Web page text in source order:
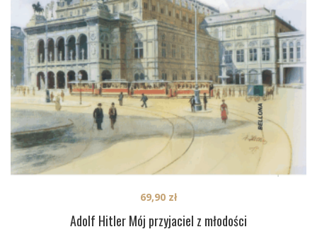
Adolf Hitler Mój przyjaciel z młodości
69,90 zł